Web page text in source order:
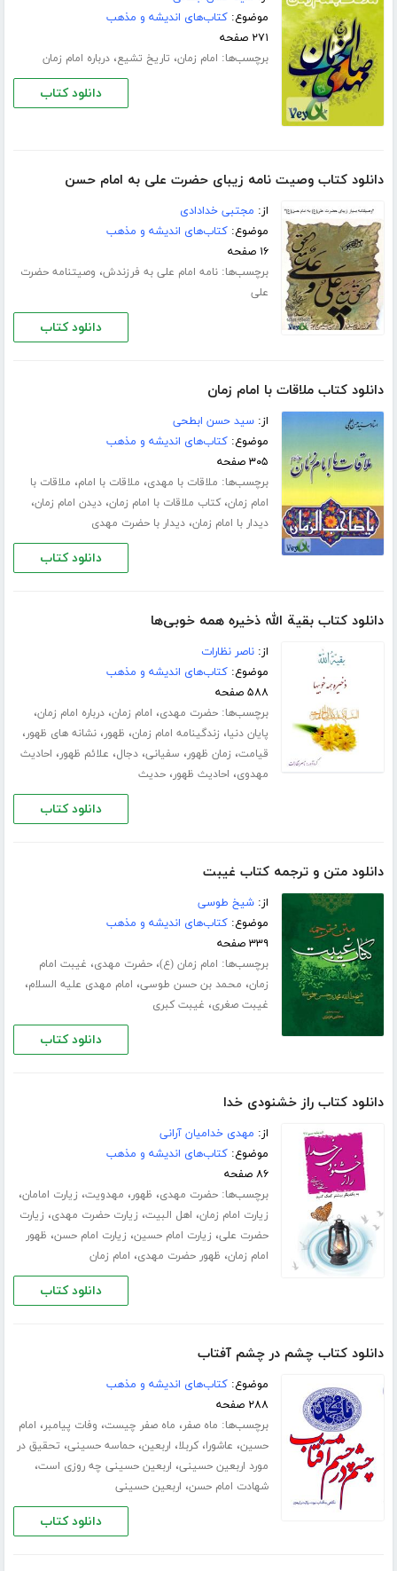
موضوع:کتاب‌های اندیشه و مذهب
۲۷۱ صفحه
برچسب‌ها: امام زمان، تاریخ تشیع،درباره امام زمان
دانلود کتاب
دانلود کتاب وصیت نامه زیبای حضرت علی به امام حسن
از: مجتبی خدادادی
موضوع:کتاب‌های اندیشه و مذهب
۱۶ صفحه
برچسب‌ها:نامه امام علی به فرزندش، وصیتنامه حضرت
علی
دانلود کتاب
دانلود کتاب ملاقات با امام زمان
از:سید حسن ابطحی
موضوع:کتاب‌های اندیشه و مذهب
۳۰۵ صفحه
برچسب‌ها: ملاقات با مهدی، ملاقات با امام، ملاقات با
امام زمان،کتاب ملاقات با امام زمان،دیدن امام زمان،
دیدار با امام زمان،دیدار با حضرت مهدی
دانلود کتاب
دانلود کتاب بقیة الله ذخیره همه خوبی‌ها
از:ناصر نظارات
موضوع:کتاب‌های اندیشه و مذهب
۵۸۸ صفحه
برچسب‌ها:حضرت مهدی، امام زمان،درباره امام زمان،
پایان دنیا، زندگینامه امام زمان، ظهور،نشانه های ظهور،
قیامت، زمان ظهور، سفیانی،دجال، علائم ظهور، احادیث
مهدوی، احادیث ظهور،حدیث
دانلود کتاب
دانلود متن و ترجمه کتاب غیبت
از:شیخ طوسی
موضوع:کتاب‌های اندیشه و مذهب
۳۳۹ صفحه
برچسب‌ها: امام زمان (ع)،حضرت مهدی، غیبت امام
زمان، محمد بن حسن طوسی، امام مهدی علیه السلام،
غیبت صغری، غیبت کبری
دانلود کتاب
دانلود کتاب راز خشنودی خدا
از: مهدی خدامیان آرانی
موضوع:کتاب‌های اندیشه و مذهب
۸۶ صفحه
برچسب‌ها:حضرت مهدی، ظهور، مهدویت، زیارت امامان،
زیارت امام زمان، اهل البیت، زیارت حضرت مهدی، زیارت
حضرت علی، زیارت امام حسین، زیارت امام حسن، ظهور
امام زمان، ظهور حضرت مهدی، امام زمان
دانلود کتاب
دانلود کتاب چشم در چشم آفتاب
موضوع:کتاب‌های اندیشه و مذهب
۲۸۸ صفحه
برچسب‌ها: ماه صفر، ماه صفر چیست، وفات پیامبر، امام
حسین، عاشورا،کربلا، اربعین،حماسه حسینی، تحقیق در
مورد اربعین حسینی، اربعین حسینی چه روزی است،
شهادت امام حسن، اربعین حسینی
دانلود کتاب